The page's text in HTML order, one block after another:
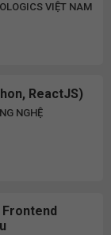
VIỆT NAM
ReactJS)
NGHỆ